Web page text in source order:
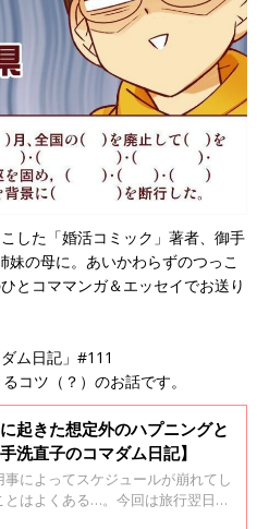
した「婚活コミック」著者、御手
の母に。あいかわらずのつっこ
とコママンガ＆エッセイでお送り
ム日記」#111
コツ（？）のお話です。
起きた想定外のハプニングと
洗直子のコマダム日記】
事によってスケジュールが崩れてし
とはよくある…。今回は旅行翌日に